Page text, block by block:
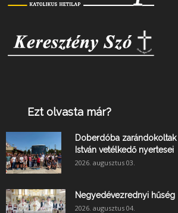
Ezt olvasta már?
Doberdóba
István vetélkedő nyertesei
2026. augusztus 03.
Negyedévezrednyi hűség
2026. augusztus 04.